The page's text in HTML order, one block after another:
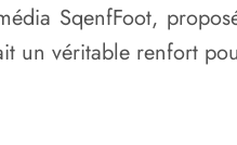
SqenfFoot,
un véritable renfort